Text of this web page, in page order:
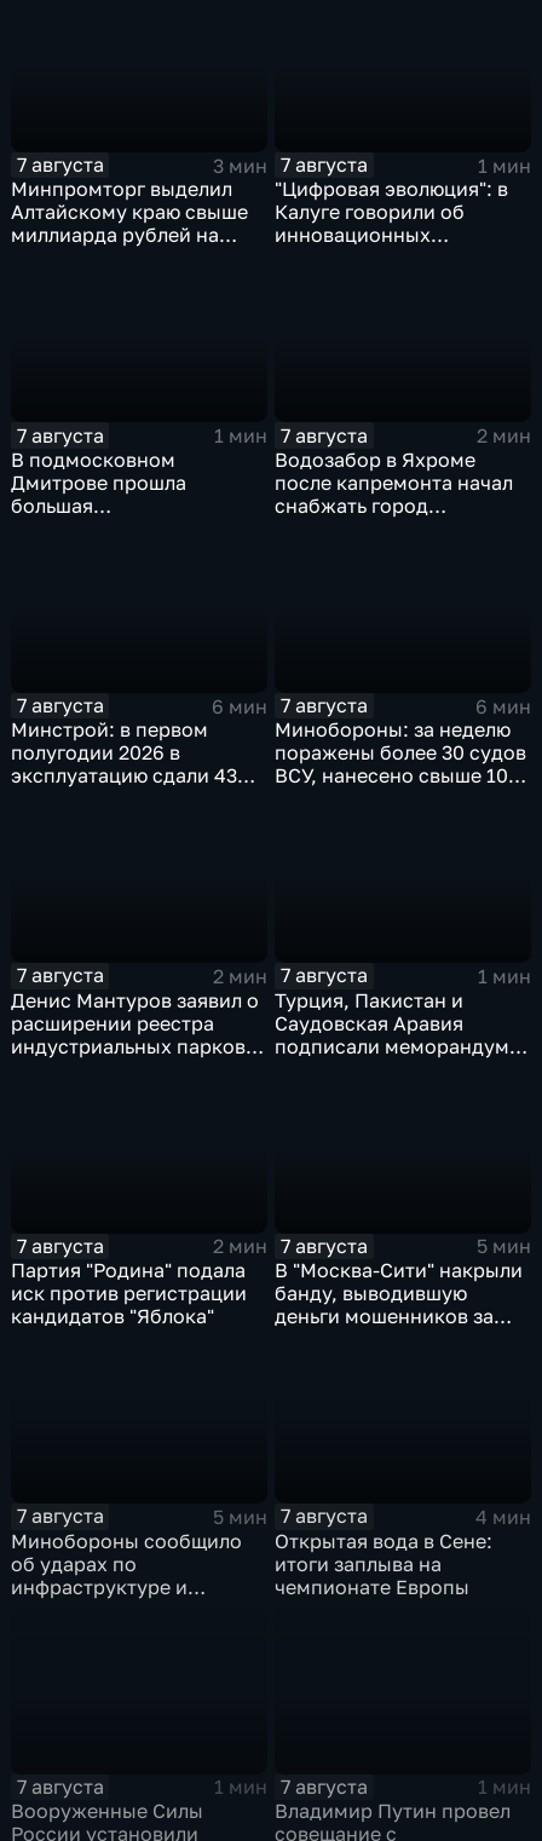
7 августа
3 мин
Минпромторг выделил
Алтайскому краю свыше
миллиарда рублей на
7 августа
1 мин
"Цифровая эволюция": в
Калуге говорили об
инновационных
7 августа
1 мин
В подмосковном
Дмитрове прошла
большая
7 августа
2 мин
Водозабор в Яхроме
после капремонта начал
снабжать город
7 августа
6 мин
Минстрой: в первом
полугодии 2026 в
эксплуатацию сдали 43
7 августа
6 мин
Минобороны: за неделю
поражены более 30 судов
ВСУ, нанесено свыше 10
7 августа
2 мин
Денис Мантуров заявил о
расширении реестра
индустриальных парков в
7 августа
1 мин
Турция, Пакистан и
Саудовская Аравия
подписали меморандум о
7 августа
2 мин
Партия "Родина" подала
иск против регистрации
кандидатов "Яблока"
7 августа
5 мин
В "Москва‑Сити" накрыли
банду, выводившую
деньги мошенников за
7 августа
5 мин
Минобороны сообщило
об ударах по
инфраструктуре и
7 августа
4 мин
Открытая вода в Сене:
итоги заплыва на
чемпионате Европы
7 августа
1 мин
Вооруженные Силы
России установили
7 августа
1 мин
Владимир Путин провел
совещание с